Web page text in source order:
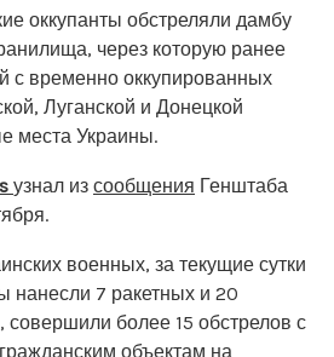
оккупанты обстреляли дамбу
через которую ранее
с временно оккупированных
Луганской и Донецкой
места Украины.
узнал из сообщения Генштаба
военных, за текущие сутки
нанесли 7 ракетных и 20
более 15 обстрелов с
объектам на